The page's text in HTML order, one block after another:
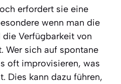
erfordert sie eine
wenn man die
Verfügbarkeit von
Wer sich auf spontane
oft improvisieren, was
Dies kann dazu führen,